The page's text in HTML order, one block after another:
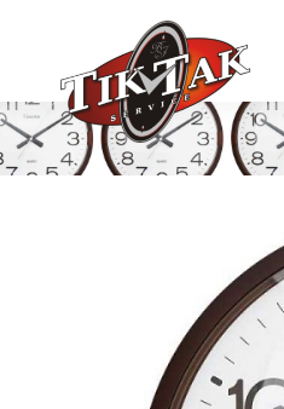
AZE JEWELS
CANGO & RINALDI
CANGO & RINALDI CHARM